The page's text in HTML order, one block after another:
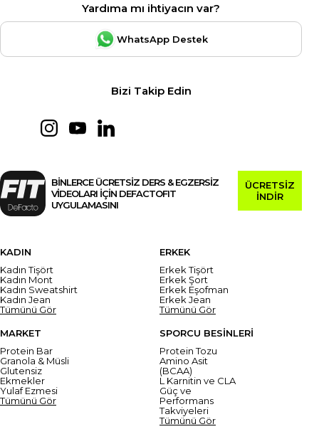
Yardıma mı ihtiyacın var?
WhatsApp Destek
Bizi Takip Edin
BİNLERCE ÜCRETSİZ DERS & EGZERSİZ
VİDEOLARI İÇİN DEFACTOFIT
UYGULAMASINI
ÜCRETSİZ
İNDİR
KADIN
Kadın Tişört
Kadın Mont
Kadın Sweatshirt
Kadın Jean
Tümünü Gör
ERKEK
Erkek Tişört
Erkek Şort
Erkek Eşofman
Erkek Jean
Tümünü Gör
MARKET
Protein Bar
Granola & Müsli
Glutensiz
Ekmekler
Yulaf Ezmesi
Tümünü Gör
SPORCU BESİNLERİ
Protein Tozu
Amino Asit
(BCAA)
L Karnitin ve CLA
Güç ve
Performans
Takviyeleri
Tümünü Gör